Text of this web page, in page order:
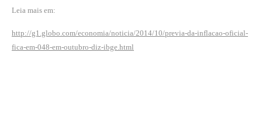
Leia mais em:
http://g1.globo.com/economia/noticia/2014/10/previa-da-inflacao-oficial-
fica-em-048-em-outubro-diz-ibge.html